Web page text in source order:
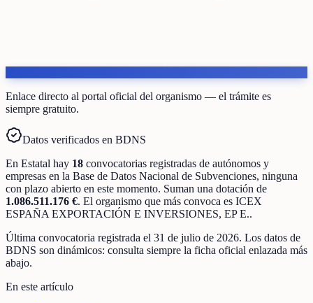
Enlace directo al portal oficial del organismo — el trámite es
siempre gratuito.
Datos verificados en BDNS
En Estatal hay 18 convocatorias registradas de autónomos y
empresas en la Base de Datos Nacional de Subvenciones, ninguna
con plazo abierto en este momento. Suman una dotación de
1.086.511.176 €. El organismo que más convoca es ICEX
ESPAÑA EXPORTACIÓN E INVERSIONES, EP E..
Última convocatoria registrada el 31 de julio de 2026. Los datos de
BDNS son dinámicos: consulta siempre la ficha oficial enlazada más
abajo.
En este artículo